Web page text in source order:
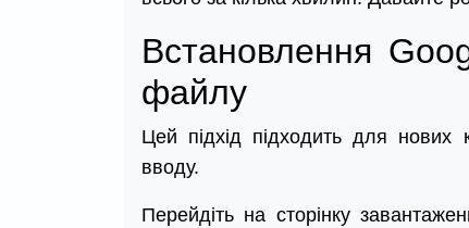
Встановлення
файлу
Цей підхід підходить для нових
вводу.
Перейдіть на сторінку